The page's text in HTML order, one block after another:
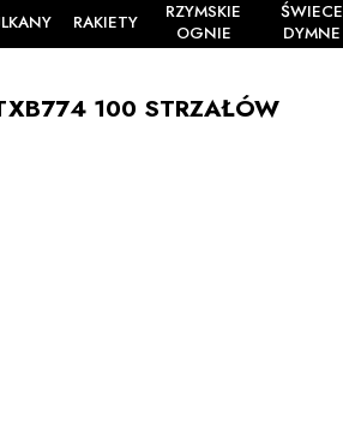
RAKIETY
RZYMSKIE
OGNIE
ŚWIECE
DYMNE
100 STRZAŁÓW